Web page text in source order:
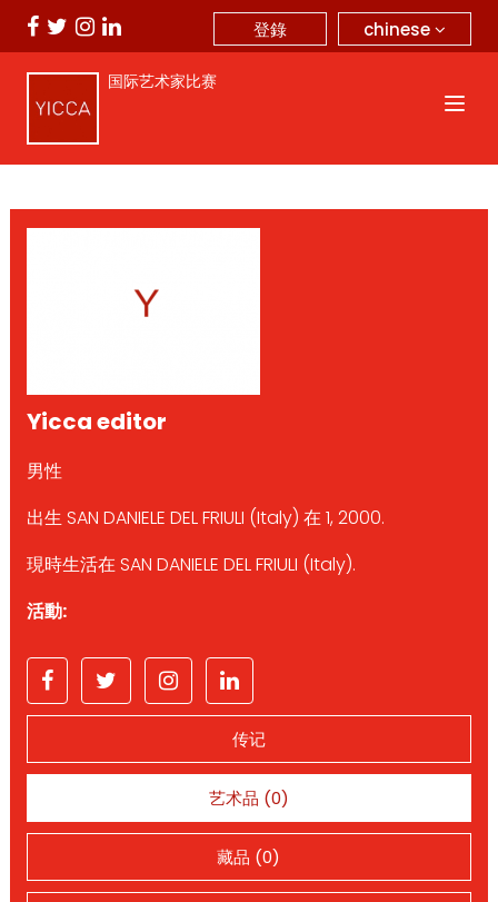
chinese
登錄
国际艺术家比赛
Yicca editor
男性
出生 SAN DANIELE DEL FRIULI (Italy) 在 1, 2000.
現時生活在 SAN DANIELE DEL FRIULI (Italy).
活動:
传记
艺术品 (0)
藏品 (0)